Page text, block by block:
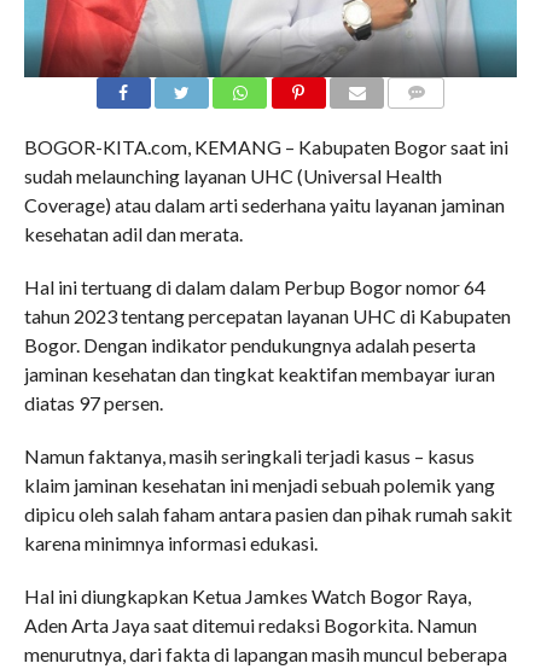
BOGOR-KITA.com, KEMANG – Kabupaten Bogor saat ini
sudah melaunching layanan UHC (Universal Health
Coverage) atau dalam arti sederhana yaitu layanan jaminan
kesehatan adil dan merata.
Hal ini tertuang di dalam dalam Perbup Bogor nomor 64
tahun 2023 tentang percepatan layanan UHC di Kabupaten
Bogor. Dengan indikator pendukungnya adalah peserta
jaminan kesehatan dan tingkat keaktifan membayar iuran
diatas 97 persen.
Namun faktanya, masih seringkali terjadi kasus – kasus
klaim jaminan kesehatan ini menjadi sebuah polemik yang
dipicu oleh salah faham antara pasien dan pihak rumah sakit
karena minimnya informasi edukasi.
Hal ini diungkapkan Ketua Jamkes Watch Bogor Raya,
Aden Arta Jaya saat ditemui redaksi Bogorkita. Namun
menurutnya, dari fakta di lapangan masih muncul beberapa